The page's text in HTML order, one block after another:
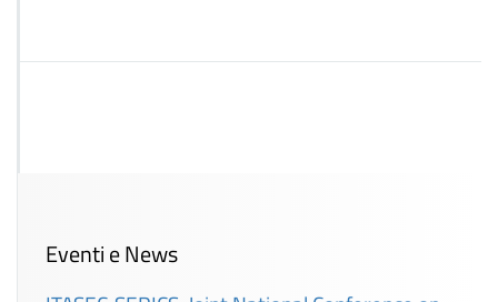
Eventi e News